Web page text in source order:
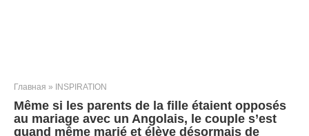
Главная » INSPIRATION
Même si les parents de la fille étaient opposés
au mariage avec un Angolais, le couple s’est
quand même marié et élève désormais de